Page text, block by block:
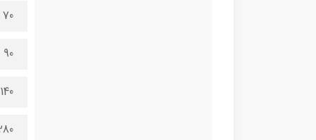
70 در 150 سانتی متر
90 در 200 سانتی متر
140 در 300 سانتی متر
280 در 600